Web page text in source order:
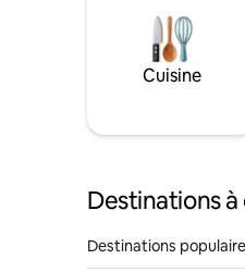
Cuisine
Destinations
Destinations